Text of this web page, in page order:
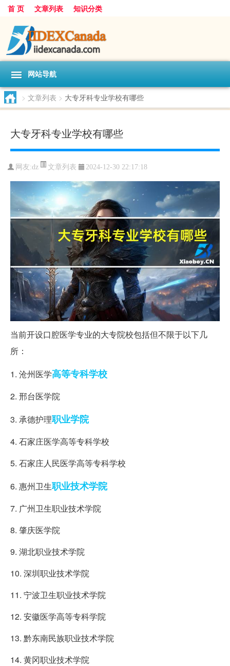
首 页 文章列表 知识分类
网站导航
> 文章列表 > 大专牙科专业学校有哪些
大专牙科专业学校有哪些
网友:dz 文章列表 2024-12-30 22:17:18
当前开设口腔医学专业的大专院校包括但不限于以下几
所：
1. 沧州医学高等专科学校
2. 邢台医学院
3. 承德护理职业学院
4. 石家庄医学高等专科学校
5. 石家庄人民医学高等专科学校
6. 惠州卫生职业技术学院
7. 广州卫生职业技术学院
8. 肇庆医学院
9. 湖北职业技术学院
10. 深圳职业技术学院
11. 宁波卫生职业技术学院
12. 安徽医学高等专科学院
13. 黔东南民族职业技术学院
14. 黄冈职业技术学院